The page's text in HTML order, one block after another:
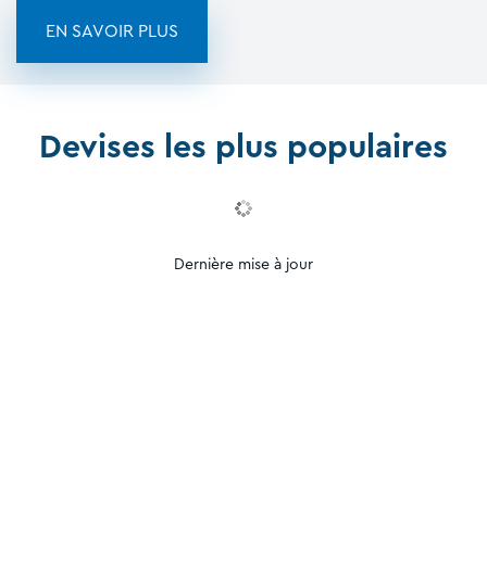
EN SAVOIR PLUS
Devises les plus populaires
Dernière mise à jour